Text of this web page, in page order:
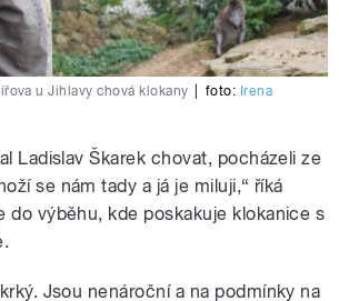
u Jihlavy chová klokany foto: Irena
Ladislav Škarek chovat, pocházeli ze
se nám tady a já je miluji,“ říká
do výběhu, kde poskakuje klokanice s
Jsou nenároční a na podmínky na